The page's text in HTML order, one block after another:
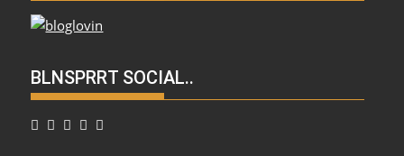
BLNSPRRT SOCIAL..